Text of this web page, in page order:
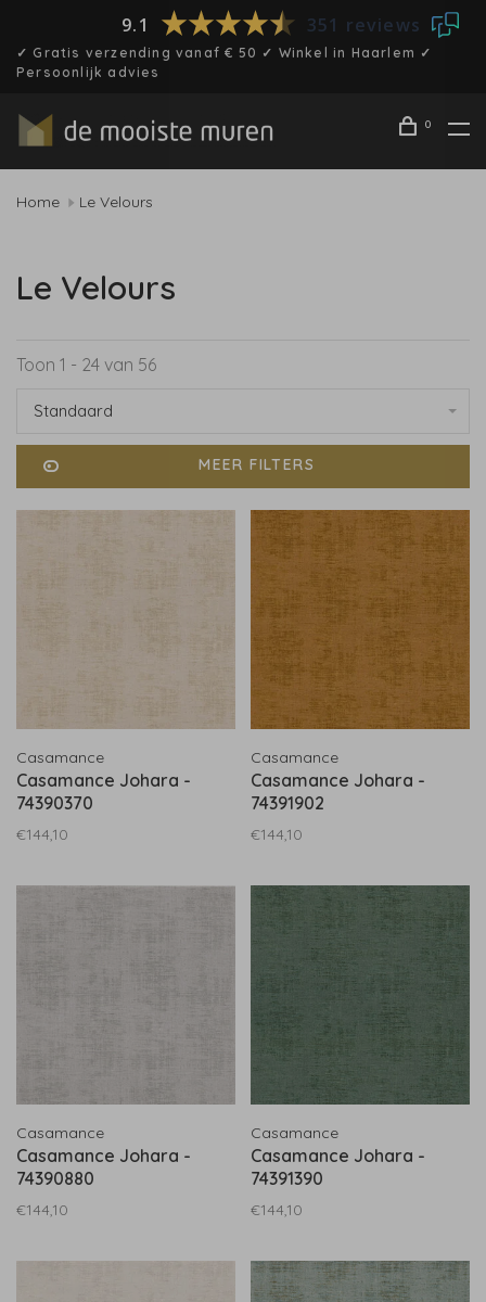
9.1 351 reviews
✓ Gratis verzending vanaf € 50 ✓ Winkel in Haarlem ✓
Persoonlijk advies
0
Home Le Velours
Le Velours
Toon 1 - 24 van 56
Standaard
MEER FILTERS
Casamance
Casamance Johara -
74390370
€144,10
Casamance
Casamance Johara -
74391902
€144,10
Casamance
Casamance Johara -
74390880
€144,10
Casamance
Casamance Johara -
74391390
€144,10